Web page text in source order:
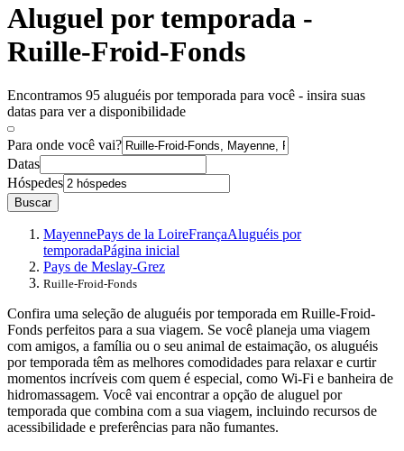
Aluguel por temporada -
Ruille-Froid-Fonds
Encontramos 95 aluguéis por temporada para você - insira suas
datas para ver a disponibilidade
Para onde você vai?
Datas
Hóspedes
Buscar
MayennePays de la LoireFrançaAluguéis por
temporadaPágina inicial
Pays de Meslay-Grez
Ruille-Froid-Fonds
Confira uma seleção de aluguéis por temporada em Ruille-Froid-
Fonds perfeitos para a sua viagem. Se você planeja uma viagem
com amigos, a família ou o seu animal de estaimação, os aluguéis
por temporada têm as melhores comodidades para relaxar e curtir
momentos incríveis com quem é especial, como Wi-Fi e banheira de
hidromassagem. Você vai encontrar a opção de aluguel por
temporada que combina com a sua viagem, incluindo recursos de
acessibilidade e preferências para não fumantes.